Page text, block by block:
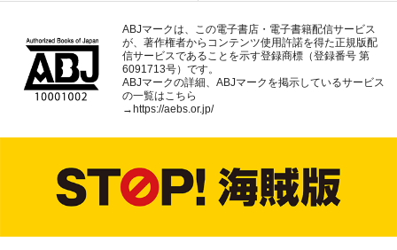
ABJマークは、この電子書店・電子書籍配信サービス
が、著作権者からコンテンツ使用許諾を得た正規版配
信サービスであることを示す登録商標（登録番号 第
6091713号）です。
ABJマークの詳細、ABJマークを掲示しているサービス
の一覧はこちら
→ https://aebs.or.jp/